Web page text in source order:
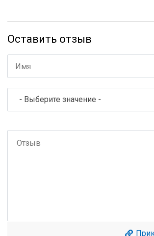
Оставить отзыв
- Выберите значение -